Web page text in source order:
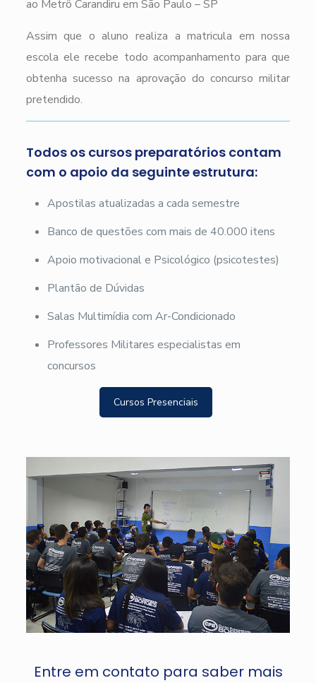
ao Metrô Carandiru em São Paulo – SP
Assim que o aluno realiza a matricula em nossa
escola ele recebe todo acompanhamento para que
obtenha sucesso na aprovação do concurso militar
pretendido.
Todos os cursos preparatórios contam
com o apoio da seguinte estrutura:
Apostilas atualizadas a cada semestre
Banco de questões com mais de 40.000 itens
Apoio motivacional e Psicológico (psicotestes)
Plantão de Dúvidas
Salas Multimídia com Ar-Condicionado
Professores Militares especialistas em
concursos
Cursos Presenciais
Entre em contato para saber mais